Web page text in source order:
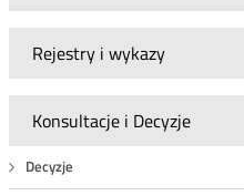
Rejestry i wykazy
Konsultacje i Decyzje
Decyzje